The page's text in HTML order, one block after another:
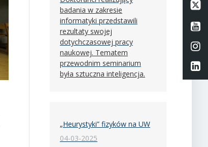
badania w zakresie
informatyki przedstawili
rezultaty swojej
dotychczasowej pracy
naukowej. Tematem
przewodnim seminarium
była sztuczna inteligencja.
„Heurystyki” fizyków na UW
04-03-2025